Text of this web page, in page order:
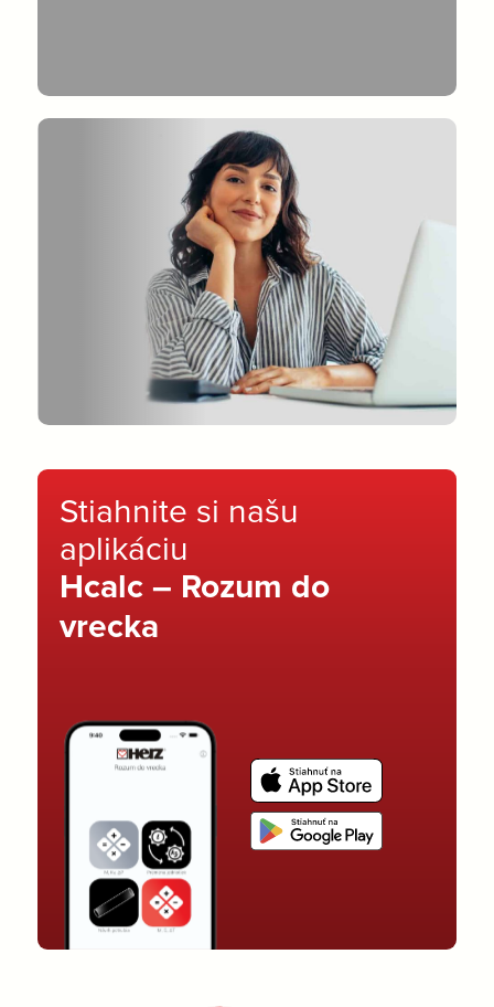
Stiahnite si našu
aplikáciu
Hcalc – Rozum do
vrecka